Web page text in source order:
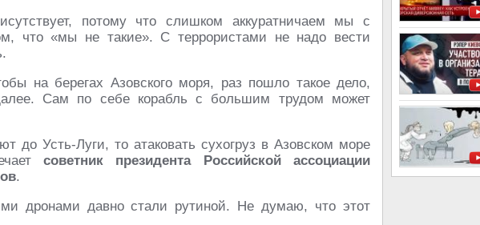
потому что слишком аккуратничаем мы с
что «мы не такие». С террористами не надо вести
на берегах Азовского моря, раз пошло такое дело,
Сам по себе корабль с большим трудом может
до Усть-Луги, то атаковать сухогруз в Азовском море
советник президента Российской ассоциации
.
дронами давно стали рутиной. Не думаю, что этот